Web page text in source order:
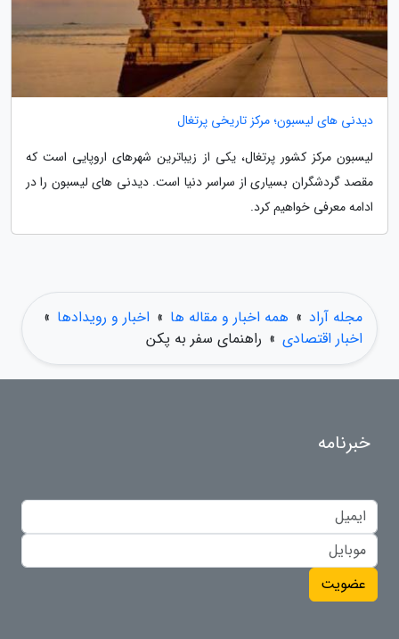
دیدنی های لیسبون؛ مرکز تاریخی پرتغال
لیسبون مرکز کشور پرتغال، یکی از زیباترین شهرهای اروپایی است که
مقصد گردشگران بسیاری از سراسر دنیا است. دیدنی های لیسبون را در
ادامه معرفی خواهیم کرد.
مجله آراد » همه اخبار و مقاله ها » اخبار و رویدادها »
اخبار اقتصادی » راهنمای سفر به پکن
خبرنامه
عضویت